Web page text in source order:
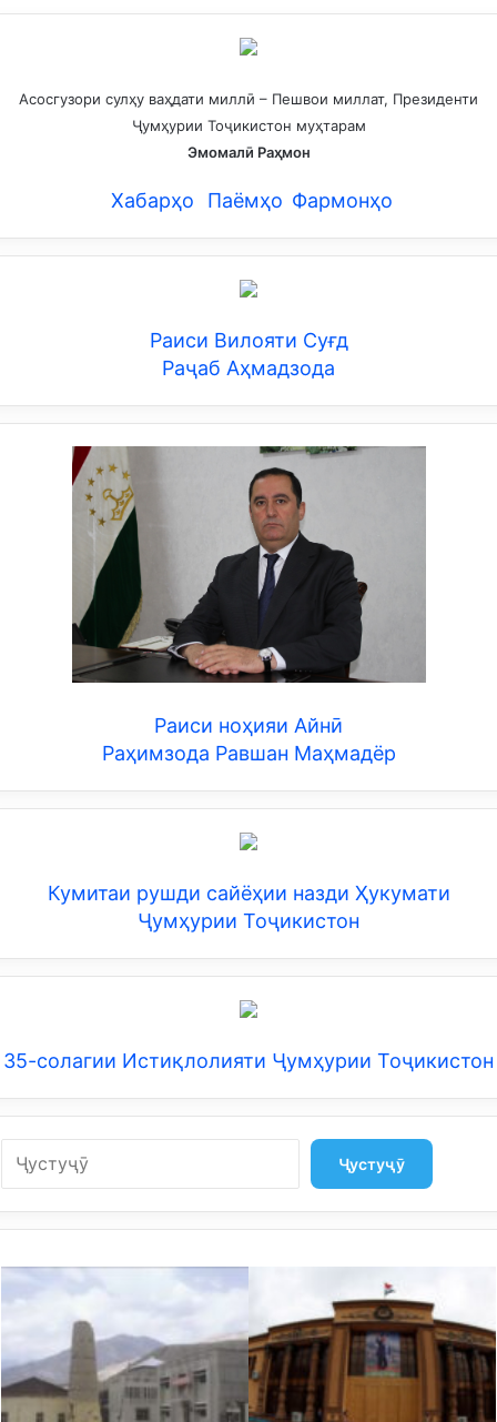
Асосгузори сулҳу ваҳдати миллӣ – Пешвои миллат, Президенти
Ҷумҳурии Тоҷикистон муҳтарам
Эмомалӣ Раҳмон
Хабарҳо Паёмҳо Фармонҳо
Раиси Вилояти Суғд
Раҷаб Аҳмадзода
Раиси ноҳияи Айнӣ
Раҳимзода Равшан Маҳмадёр
Кумитаи рушди сайёҳии назди Ҳукумати
Ҷумҳурии Тоҷикистон
35-солагии Истиқлолияти Ҷумҳурии Тоҷикистон
Ҷустуҷӯ